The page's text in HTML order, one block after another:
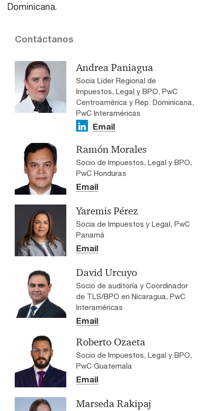
Dominicana.
Contáctanos
Andrea Paniagua
Socia Líder Regional de
Impuestos, Legal y BPO, PwC
Centroamérica y Rep. Dominicana,
PwC Interaméricas
Email
Ramón Morales
Socio de Impuestos, Legal y BPO,
PwC Honduras
Email
Yaremis Pérez
Socia de Impuestos y Legal, PwC
Panamá
Email
David Urcuyo
Socio de auditoría y Coordinador
de TLS/BPO en Nicaragua, PwC
Interaméricas
Email
Roberto Ozaeta
Socio de Impuestos, Legal y BPO,
PwC Guatemala
Email
Marseda Rakipaj